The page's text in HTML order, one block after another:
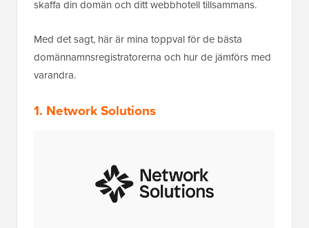
skaffa din domän och ditt webbhotell tillsammans.
Med det sagt, här är mina toppval för de bästa
domännamnsregistratorerna och hur de jämförs med
varandra.
1. Network Solutions